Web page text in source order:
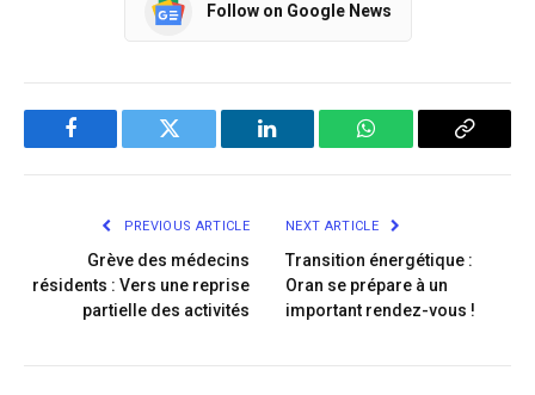
Follow on Google News
Facebook Twitter LinkedIn WhatsApp Copy
PREVIOUS ARTICLE
Grève des médecins
résidents : Vers une reprise
partielle des activités
NEXT ARTICLE
Transition énergétique :
Oran se prépare à un
important rendez-vous !